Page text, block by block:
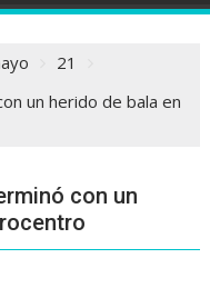
21
un herido de bala en
con un